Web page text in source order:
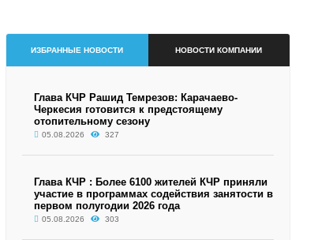
ИЗБРАННЫЕ НОВОСТИ НОВОСТИ КОМПАНИИ
Глава КЧР Рашид Темрезов: Карачаево-
Черкесия готовится к предстоящему
отопительному сезону
05.08.2026 327
Глава КЧР : Более 6100 жителей КЧР приняли
участие в программах содействия занятости в
первом полугодии 2026 года
05.08.2026 303